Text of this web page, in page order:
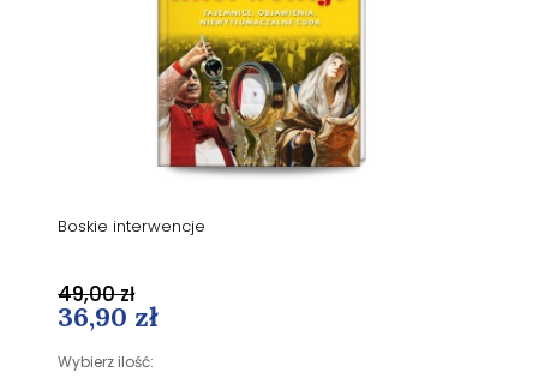
Boskie interwencje
36,90 zł
Wybierz ilość:
49,00 zł